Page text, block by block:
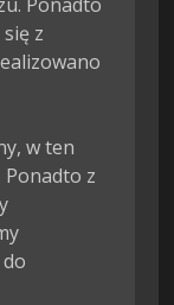
z
w ten
Ponadto z